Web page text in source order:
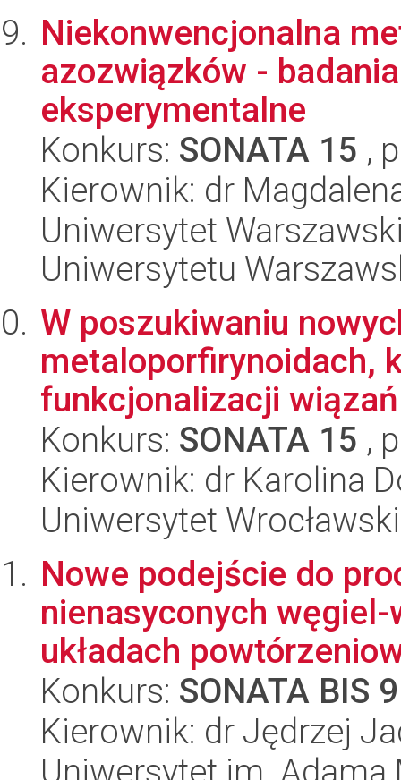
Niekonwencjonalna
azozwiązków -
eksperymentalne
Konkurs: SONATA 15 ,
Kierownik: dr
Uniwersytet
Uniwersytetu
W poszukiwaniu
metaloporfirynoidach,
funkcjonalizacji
Konkurs: SONATA 15 ,
Kierownik: dr Karolina
Uniwersytet
Nowe podejście do
nienasyconych
układach
Konkurs: SONATA BIS 9
Kierownik: dr Jędrzej
Uniwersytet im.